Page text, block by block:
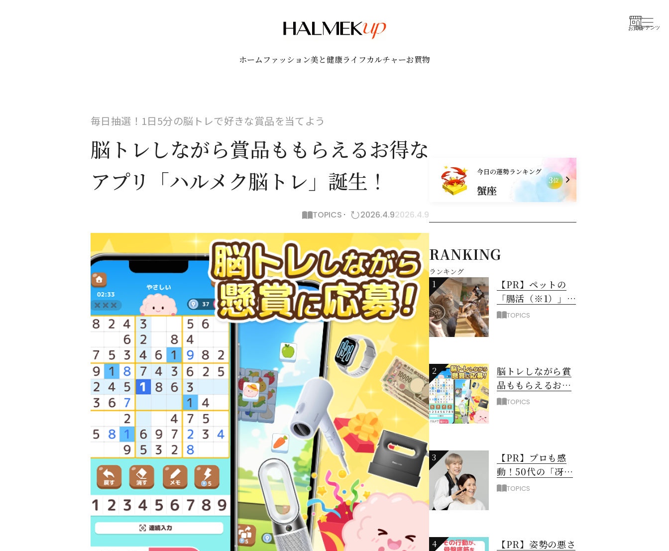
お買物コンテンツ
ホーム ファッション美と健康ライフカルチャーお買物
毎日抽選！1日5分の脳トレで好きな賞品を当てよう
脳トレしながら賞品ももらえるお得な
アプリ「ハルメク脳トレ」誕生！
TOPICS 2026.4.92026.4.9
今日の運勢ランキング
山羊座
蟹座
1
3位
RANKING
ランキング
1
【PR】ペットの
「腸活（※1）」に
注目！愛犬・愛猫
TOPICS
2
脳トレしながら賞
品ももらえるお得
なアプリ「ハルメ
TOPICS
3
【PR】プロも感
動！50代の「冴え
ない黄ぐすみ」を
TOPICS
4
【PR】姿勢の悪さ